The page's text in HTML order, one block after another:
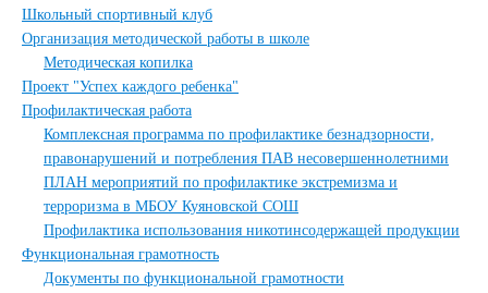
Школьный спортивный клуб
Организация методической работы в школе
Методическая копилка
Проект "Успех каждого ребенка"
Профилактическая работа
Комплексная программа по профилактике безнадзорности,
правонарушений и потребления ПАВ несовершеннолетними
ПЛАН мероприятий по профилактике экстремизма и
терроризма в МБОУ Куяновской СОШ
Профилактика использования никотинсодержащей продукции
Функциональная грамотность
Документы по функциональной грамотности